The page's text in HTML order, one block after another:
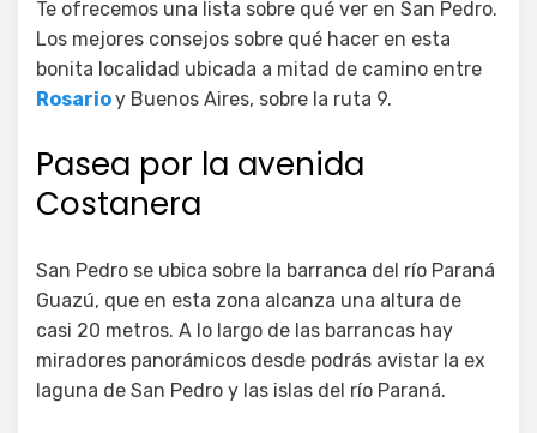
Te ofrecemos una lista sobre qué ver en San Pedro.
Los mejores consejos sobre qué hacer en esta
bonita localidad ubicada a mitad de camino entre
Rosarioy Buenos Aires, sobre la ruta 9.
Pasea por la avenida
Costanera
San Pedro se ubica sobre la barranca del río Paraná
Guazú, que en esta zona alcanza una altura de
casi 20 metros. A lo largo de las barrancas hay
miradores panorámicos desde podrás avistar la ex
laguna de San Pedro y las islas del río Paraná.